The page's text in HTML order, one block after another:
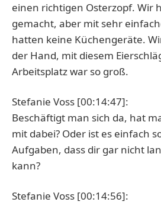
einen richtigen Osterzopf. Wir
gemacht, aber mit sehr
hatten keine Küchengeräte.
der Hand, mit diesem
Arbeitsplatz war so groß.
Stefanie Voss [00:14:47]:
Beschäftigt man sich da, hat
mit dabei? Oder ist es einfach
Aufgaben, dass dir gar nicht
kann?
Stefanie Voss [00:14:56]: